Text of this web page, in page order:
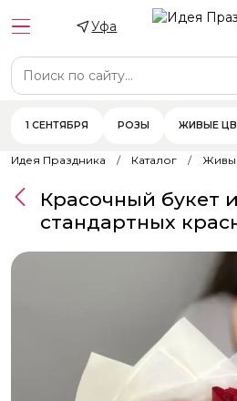
Уфа
1 СЕНТЯБРЯ РОЗЫ ЖИВЫЕ
Идея Праздника Каталог
Красочный букет
стандартных